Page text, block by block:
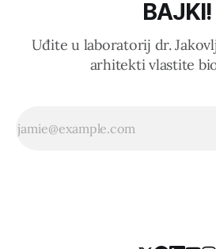
BAJKI!
Uđite u laboratorij dr.
arhitekti vlastite